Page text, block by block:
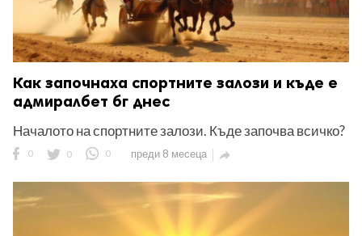
Как започнаха спортните залози и къде е
адмиралбет бг днес
Началото на спортните залози. Къде започва всичко?
0 0 0 преди 8 месеца 